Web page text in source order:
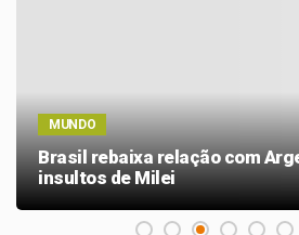
MUNDO
Brasil rebaixa relação com
insultos de Milei